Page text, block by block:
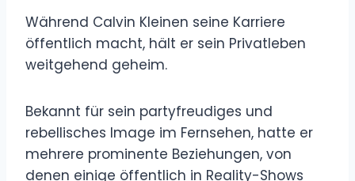
Während Calvin Kleinen seine Karriere
öffentlich macht, hält er sein Privatleben
weitgehend geheim.
Bekannt für sein partyfreudiges und
rebellisches Image im Fernsehen, hatte er
mehrere prominente Beziehungen, von
denen einige öffentlich in Reality-Shows